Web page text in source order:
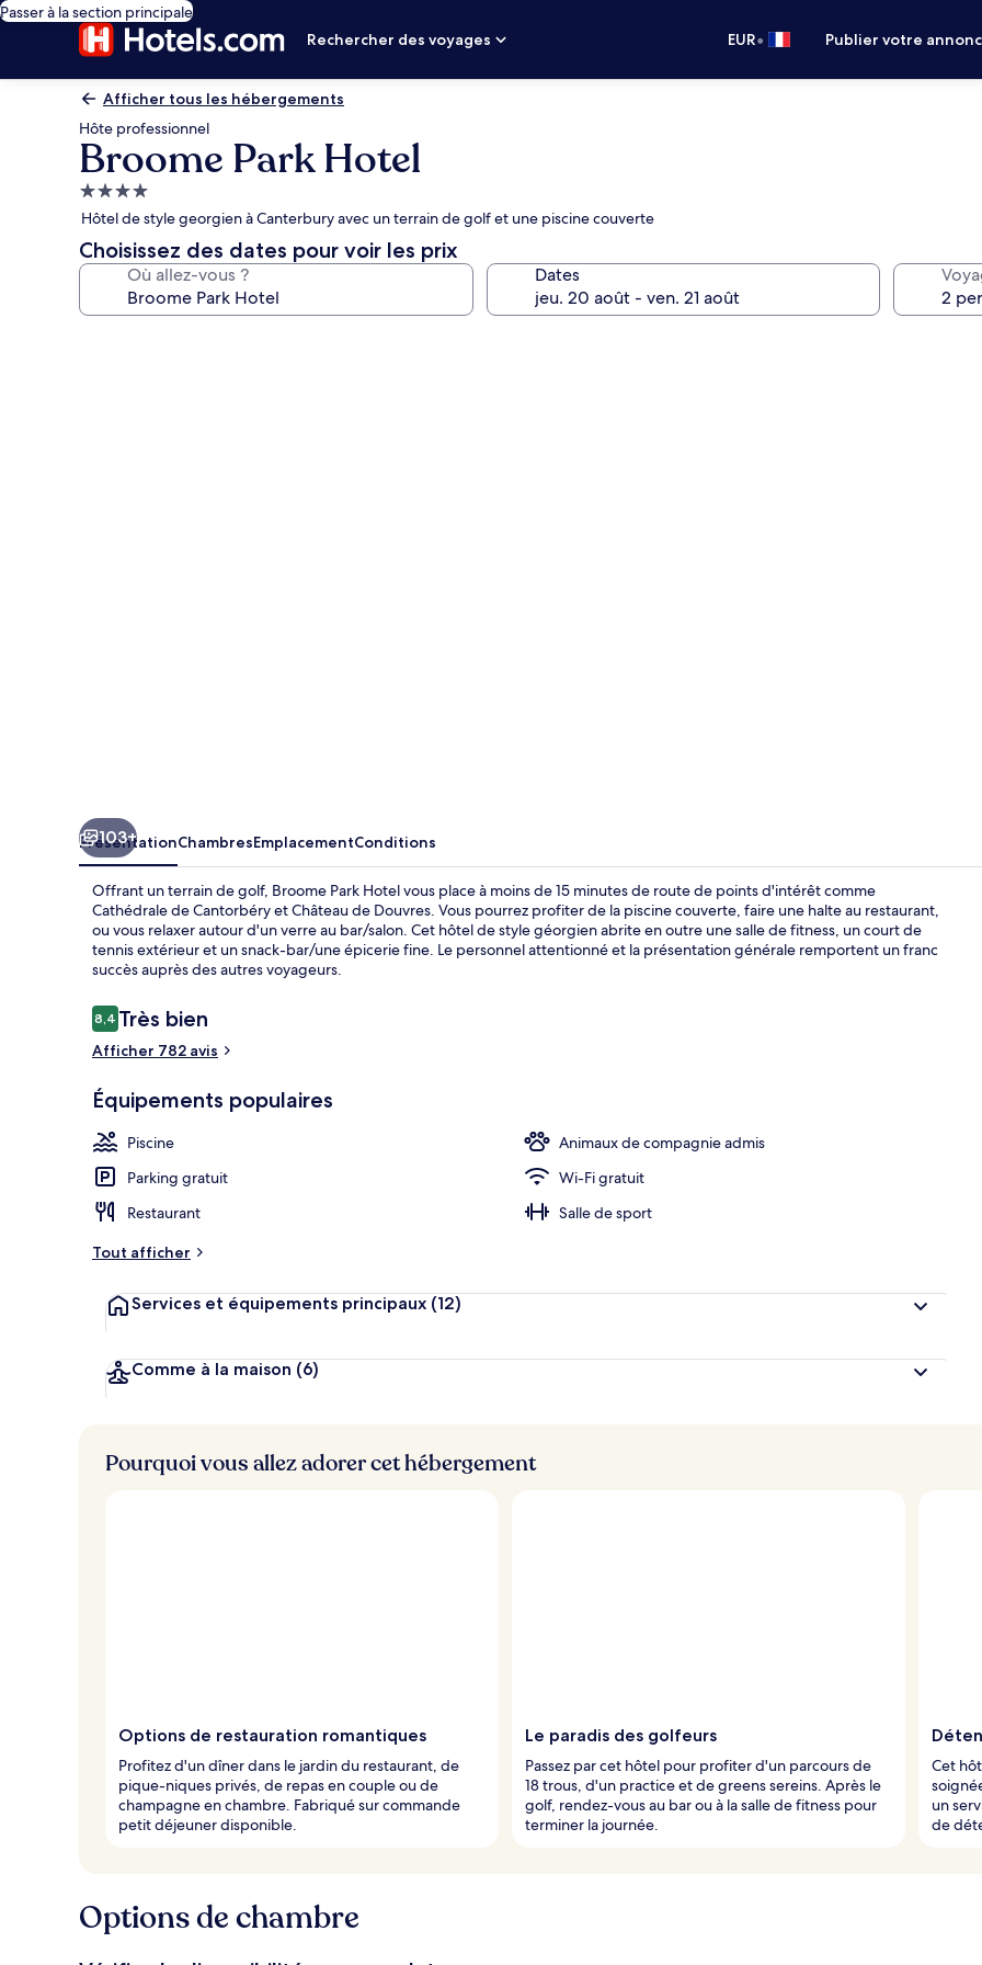
Passer à la section principale
Rechercher des voyages
EUR• Publier votre
Afficher tous les hébergements
Hôte professionnel
Broome Park Hotel
Hébergement
4.0 étoiles
Hôtel de style georgien à Canterbury avec un terrain de golf et une piscine couverte
Choisissez des dates pour voir les prix
Où allez-vous ? Dates
Salon du hall
103+
PrésentationChambresEmplacementConditions
Offrant un terrain de golf, Broome Park Hotel vous place à moins de 15 minutes de route de points d'intérêt comme
Cathédrale de Cantorbéry et Château de Douvres. Vous pourrez profiter de la piscine couverte, faire une halte au restaurant,
ou vous relaxer autour d'un verre au bar/salon. Cet hôtel de style géorgien abrite en outre une salle de fitness, un court de
tennis extérieur et un snack-bar/une épicerie fine. Le personnel attentionné et la présentation générale remportent un franc
succès auprès des autres voyageurs.
Avis
voyageurs
8,48,4 sur 10
Très bien
Afficher 782 avis
Équipements populaires
Piscine
Animaux de compagnie admis
Parking gratuit
Wi-Fi gratuit
Restaurant
Salle de sport
Tout afficher
Services et équipements principaux (12)
Comme à la maison (6)
Pourquoi vous allez adorer cet hébergement
Options de restauration romantiques
Profitez d'un dîner dans le jardin du restaurant, de
pique-niques privés, de repas en couple ou de
champagne en chambre. Fabriqué sur commande
petit déjeuner disponible.
Le paradis des golfeurs
Passez par cet hôtel pour profiter d'un parcours de
18 trous, d'un practice et de greens sereins. Après le
golf, rendez-vous au bar ou à la salle de fitness pour
terminer la journée.
Cet
un
de
Options de chambre